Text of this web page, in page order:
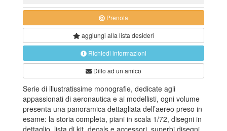
Prenota
aggiungi allalista desideri
Richiedi informazioni
Dillo ad un amico
Serie di illustratissime monografie, dedicate agli
appassionati di aeronautica e ai modellisti, ogni volume
presenta una panoramica dettagliata dell’aereo preso in
esame: la storia completa, piani in scala 1/72, disegni in